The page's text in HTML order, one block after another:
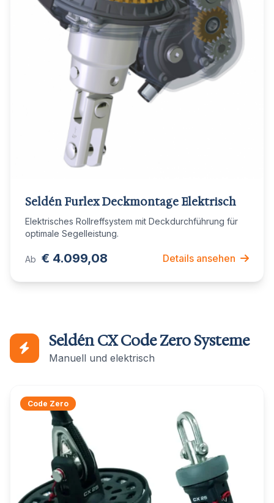
Seldén Furlex Deckmontage Elektrisch
Elektrisches Rollreffsystem mit Deckdurchführung für
optimale Segelleistung.
Ab € 4.099,08 Details ansehen
Seldén CX Code Zero Systeme
Manuell und elektrisch
Code Zero